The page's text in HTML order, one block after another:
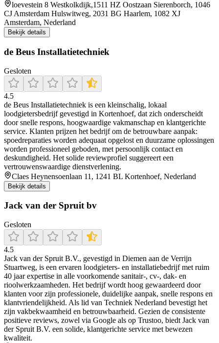
loevestein 8 Westkolkdijk,1511 HZ Oostzaan Sierenborch, 1046
CJ Amsterdam Hulswitweg, 2031 BG Haarlem, 1082 XJ
Amsterdam, Nederland
Bekijk details
de Beus Installatietechniek
Gesloten
4.5
de Beus Installatietechniek is een kleinschalig, lokaal
loodgietersbedrijf gevestigd in Kortenhoef, dat zich onderscheidt
door snelle respons, hoogwaardige vakmanschap en klantgerichte
service. Klanten prijzen het bedrijf om de betrouwbare aanpak:
spoedreparaties worden adequaat opgelost en duurzame oplossingen
worden professioneel geboden, met persoonlijk contact en
deskundigheid. Het solide reviewprofiel suggereert een
vertrouwenswaardige dienstverlening.
Claes Heynensoenlaan 11, 1241 BL Kortenhoef, Nederland
Bekijk details
Jack van der Spruit bv
Gesloten
4.5
Jack van der Spruit B.V., gevestigd in Diemen aan de Verrijn
Stuartweg, is een ervaren loodgieters- en installatiebedrijf met ruim
40 jaar expertise in alle voorkomende sanitair-, cv-, dak- en
rioolwerkzaamheden. Het bedrijf wordt hoog gewaardeerd door
klanten voor zijn professionele, duidelijke aanpak, snelle respons en
klantvriendelijkheid. Als lid van Techniek Nederland bevestigt het
zijn vakbekwaamheid en betrouwbaarheid. Gezien de consistente
positieve reviews, zowel via Google als op Trustoo, biedt Jack van
der Spruit B.V. een solide, klantgerichte service met bewezen
kwaliteit.